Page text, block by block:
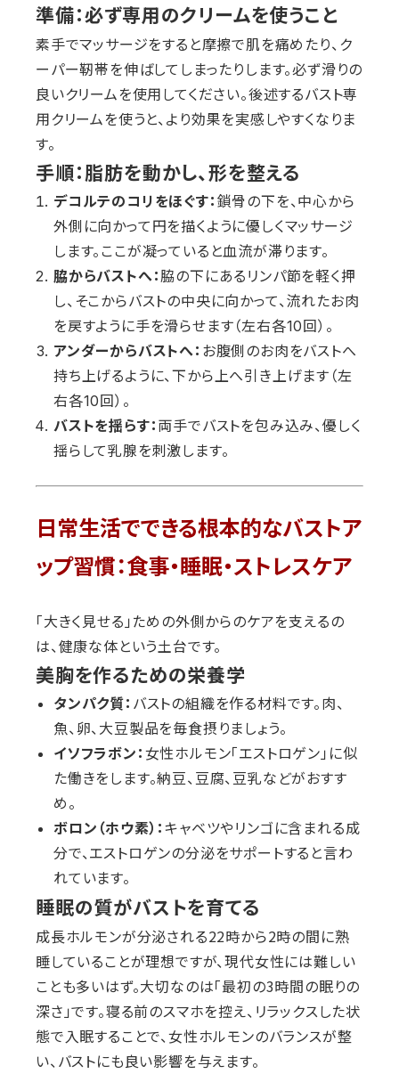
準備：必ず専用のクリームを使うこと
素手でマッサージをすると摩擦で肌を痛めたり、ク
ーパー靭帯を伸ばしてしまったりします。必ず滑りの
良いクリームを使用してください。後述するバスト専
用クリームを使うと、より効果を実感しやすくなりま
す。
手順：脂肪を動かし、形を整える
デコルテのコリをほぐす： 鎖骨の下を、中心から
外側に向かって円を描くように優しくマッサージ
します。ここが凝っていると血流が滞ります。
脇からバストへ：脇の下にあるリンパ節を軽く押
し、そこからバストの中央に向かって、流れたお肉
を戻すように手を滑らせます（左右各10回）。
アンダーからバストへ： お腹側のお肉をバストへ
持ち上げるように、下から上へ引き上げます（左
右各10回）。
バストを揺らす： 両手でバストを包み込み、優しく
揺らして乳腺を刺激します。
日常生活でできる根本的なバストア
ップ習慣：食事・睡眠・ストレスケア
「大きく見せる」ための外側からのケアを支えるの
は、健康な体という土台です。
美胸を作るための栄養学
タンパク質： バストの組織を作る材料です。肉、
魚、卵、大豆製品を毎食摂りましょう。
イソフラボン： 女性ホルモン「エストロゲン」に似
た働きをします。納豆、豆腐、豆乳などがおすす
め。
ボロン（ホウ素）：キャベツやリンゴに含まれる成
分で、エストロゲンの分泌をサポートすると言わ
れています。
睡眠の質がバストを育てる
成長ホルモンが分泌される22時から2時の間に熟
睡していることが理想ですが、現代女性には難しい
ことも多いはず。大切なのは「最初の3時間の眠りの
深さ」です。寝る前のスマホを控え、リラックスした状
態で入眠することで、女性ホルモンのバランスが整
い、バストにも良い影響を与えます。